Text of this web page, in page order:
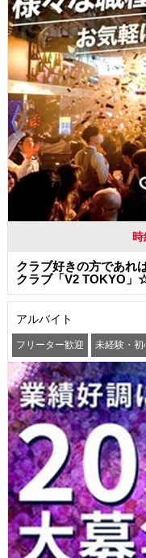
クラブ好きの方であれ
クラブ「V2 TOKYO」
アルバイト
フリーター歓迎 未経験・初
学歴(中卒・高卒)不問 友達
高収入・高額・高給 髪型・
社員登用あり